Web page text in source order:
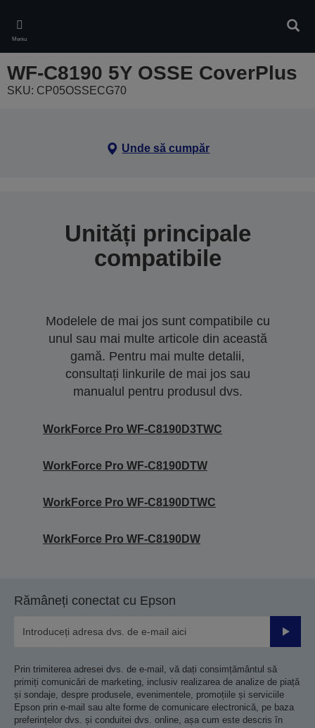
main
content
Meniu
WF-C8190 5Y OSSE CoverPlus
SKU: CP05OSSECG70
Unde să cumpăr
Unități principale
compatibile
Modelele de mai jos sunt compatibile cu
unul sau mai multe articole din această
gamă. Pentru mai multe detalii,
consultați linkurile de mai jos sau
manualul pentru produsul dvs.
WorkForce Pro WF-C8190D3TWC
WorkForce Pro WF-C8190DTW
WorkForce Pro WF-C8190DTWC
WorkForce Pro WF-C8190DW
Rămâneți conectat cu Epson
Prin trimiterea adresei dvs. de e-mail, vă dați consimțământul să
primiți comunicări de marketing, inclusiv realizarea de analize de piață
și sondaje, despre produsele, evenimentele, promoțiile și serviciile
Epson prin e-mail sau alte forme de comunicare electronică, pe baza
preferințelor dvs. și conduitei dvs. online, așa cum este descris în